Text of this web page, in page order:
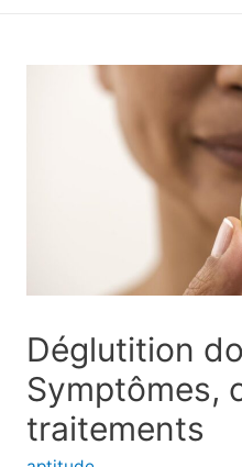
Déglutition
Symptômes,
traitements